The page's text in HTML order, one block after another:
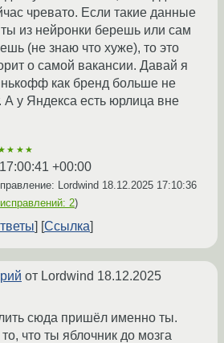
чревато. Если такие данные
из нейронки берешь или сам
(не знаю что хуже), то это
о самой вакансии. Давай я
как бренд больше не
А у Яндекса есть юрлица вне
+00:00
Lordwind 18.12.2025 17:10:36
исправлений: 2)
Ссылка
от Lordwind 18.12.2025
сюда пришёл именно ты.
что ты яблочник до мозга